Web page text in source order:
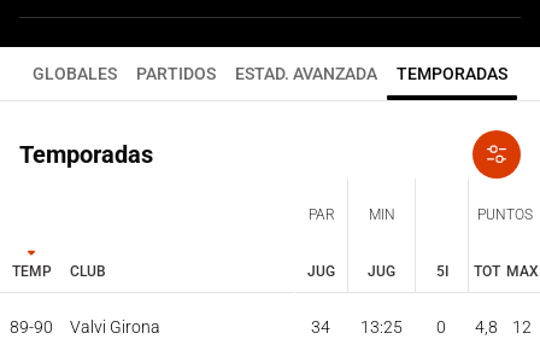
GLOBALES PARTIDOS ESTAD. AVANZADA TEMPORADAS
Temporadas
TEMP CLUB
PAR MIN
5I
PUNTOS
JUG JUG TOT MAX
PAR MIN PUNTOS
89-90 Valvi Girona 34 13:25 0 4,8 12